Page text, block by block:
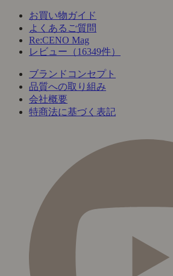
お買い物ガイド
よくあるご質問
Re:CENO Mag
レビュー（16349件）
ブランドコンセプト
品質への取り組み
会社概要
特商法に基づく表記